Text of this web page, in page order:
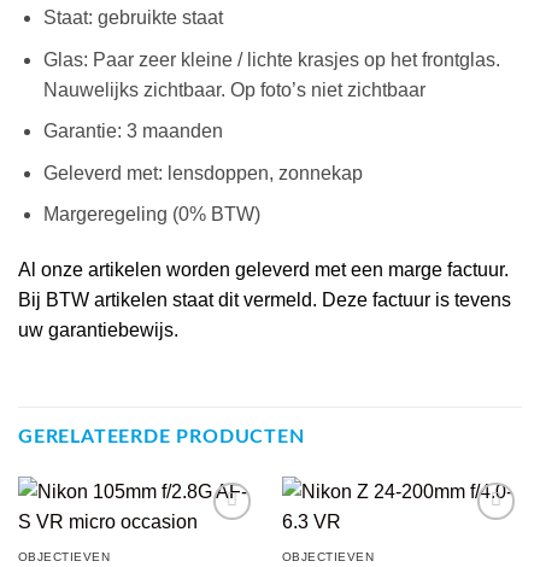
Staat: gebruikte staat
Glas: Paar zeer kleine / lichte krasjes op het frontglas.
Nauwelijks zichtbaar. Op foto’s niet zichtbaar
Garantie: 3 maanden
Geleverd met: lensdoppen, zonnekap
Margeregeling (0% BTW)
Al onze artikelen worden geleverd met een marge factuur.
Bij BTW artikelen staat dit vermeld. Deze factuur is tevens
uw garantiebewijs.
GERELATEERDE PRODUCTEN
OBJECTIEVEN OBJECTIEVEN